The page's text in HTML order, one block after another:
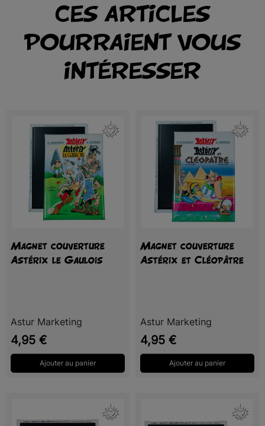
CES ARTICLES
POURRAIENT VOUS
INTÉRESSER
Magnet couverture
Astérix le Gaulois
Astur Marketing
Prix
4,95 €
Ajouter au panier
Magnet couverture
Astérix et Cléopâtre
Astur Marketing
Prix
4,95 €
Ajouter au panier